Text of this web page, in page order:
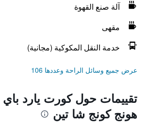
آلة صنع القهوة
مقهى
خدمة النقل المكوكية (مجانية)
عرض جميع وسائل الراحة وعددها 106
تقييمات حول كورت يارد
هونج كونج شا تين